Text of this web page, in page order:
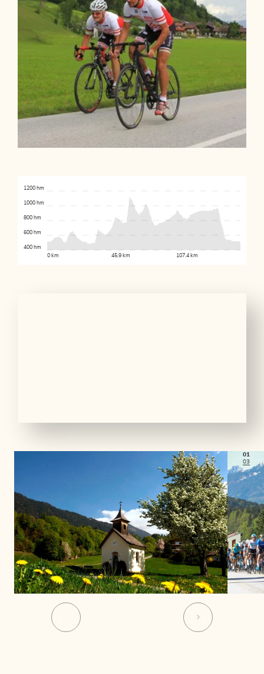
0 km 45.9 km 107.4 km
400 hm
600 hm
800 hm
1000 hm
1200 hm
01
03